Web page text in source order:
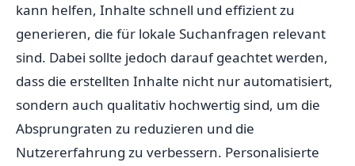
kann helfen, Inhalte schnell und effizient zu
generieren, die für lokale Suchanfragen relevant
sind. Dabei sollte jedoch darauf geachtet werden,
dass die erstellten Inhalte nicht nur automatisiert,
sondern auch qualitativ hochwertig sind, um die
Absprungraten zu reduzieren und die
Nutzererfahrung zu verbessern. Personalisierte